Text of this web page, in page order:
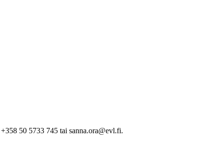
50 5733 745 tai sanna.ora@evl.fi.